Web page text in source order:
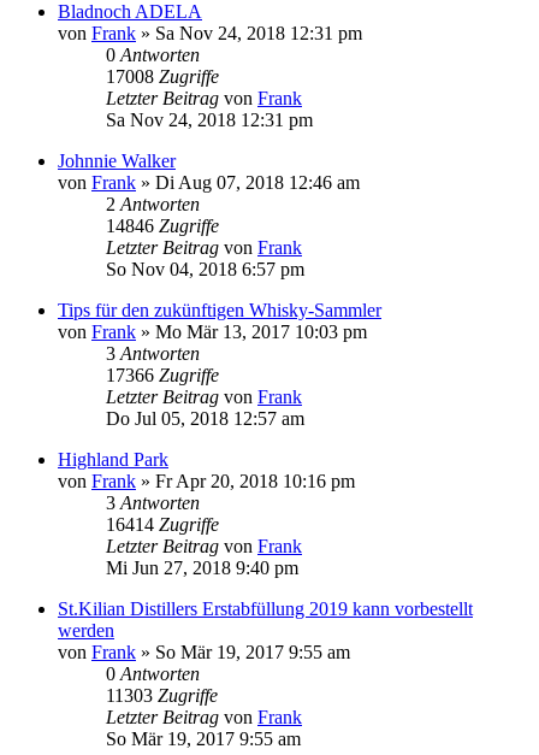
Bladnoch ADELA
von Frank » Sa Nov 24, 2018 12:31 pm
0 Antworten
17008 Zugriffe
Letzter Beitrag von Frank
Sa Nov 24, 2018 12:31 pm
Johnnie Walker
von Frank » Di Aug 07, 2018 12:46 am
2 Antworten
14846 Zugriffe
Letzter Beitrag von Frank
So Nov 04, 2018 6:57 pm
Tips für den zukünftigen Whisky-Sammler
von Frank » Mo Mär 13, 2017 10:03 pm
3 Antworten
17366 Zugriffe
Letzter Beitrag von Frank
Do Jul 05, 2018 12:57 am
Highland Park
von Frank » Fr Apr 20, 2018 10:16 pm
3 Antworten
16414 Zugriffe
Letzter Beitrag von Frank
Mi Jun 27, 2018 9:40 pm
St.Kilian Distillers Erstabfüllung 2019 kann vorbestellt
werden
von Frank » So Mär 19, 2017 9:55 am
0 Antworten
11303 Zugriffe
Letzter Beitrag von Frank
So Mär 19, 2017 9:55 am